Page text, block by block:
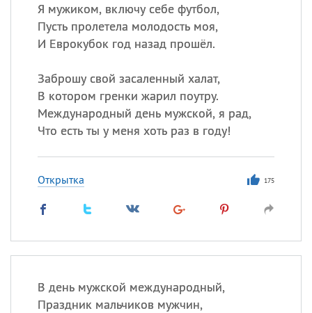
Я мужиком, включу себе футбол,
Пусть пролетела молодость моя,
И Еврокубок год назад прошёл.
Заброшу свой засаленный халат,
В котором гренки жарил поутру.
Международный день мужской, я рад,
Что есть ты у меня хоть раз в году!
Открытка 175
В день мужской международный,
Праздник мальчиков мужчин,